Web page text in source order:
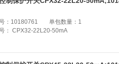
： 10180761 单包数量： 1
： CPX32-22L20-50mA